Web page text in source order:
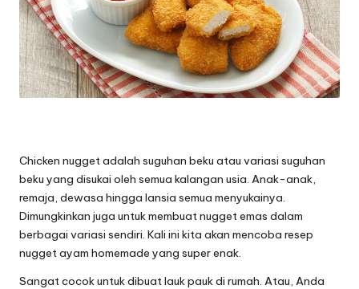
Chicken nugget adalah suguhan beku atau variasi suguhan
beku yang disukai oleh semua kalangan usia. Anak-anak,
remaja, dewasa hingga lansia semua menyukainya.
Dimungkinkan juga untuk membuat nugget emas dalam
berbagai variasi sendiri. Kali ini kita akan mencoba resep
nugget ayam homemade yang super enak.
Sangat cocok untuk dibuat lauk pauk di rumah. Atau, Anda